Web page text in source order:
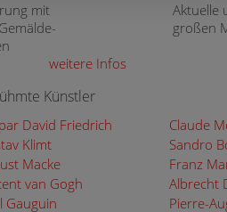
mit
weitere Infos
Aktuelle
großen
Künstler
David Friedrich
Claude
Klimt
Sandro
Macke
Franz
van Gogh
Albrecht
Gauguin
Pierre-